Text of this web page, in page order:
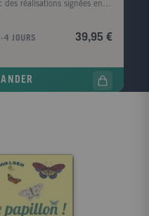
réalisations signées entre
présente des musées,
bâti à travers
4 JOURS 39,95 €